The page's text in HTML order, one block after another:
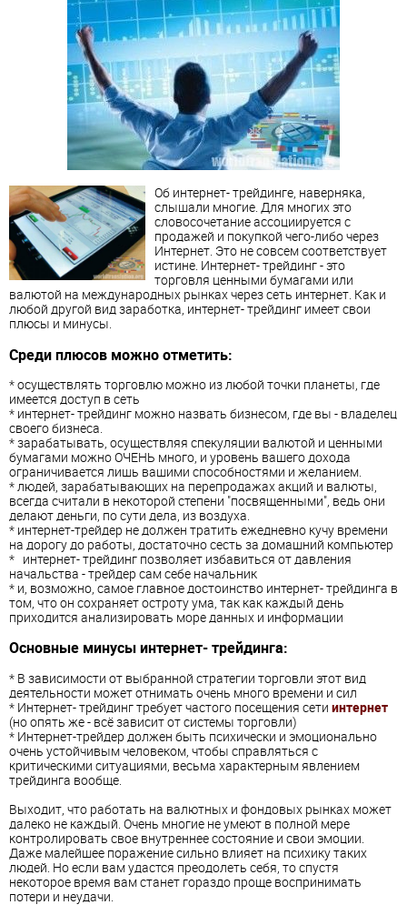
Об интернет- трейдинге, наверняка,
слышали многие. Для многих это
словосочетание ассоциируется с
продажей и покупкой чего-либо через
Интернет. Это не совсем соответствует
истине. Интернет- трейдинг - это
торговля ценными бумагами или
валютой на международных рынках через сеть интернет. Как и
любой другой вид заработка, интернет- трейдинг имеет свои
плюсы и минусы.
Среди плюсов можно отметить:
* осуществлять торговлю можно из любой точки планеты, где
имеется доступ в сеть
* интернет- трейдинг можно назвать бизнесом, где вы - владелец
своего бизнеса.
* зарабатывать, осуществляя спекуляции валютой и ценными
бумагами можно ОЧЕНЬ много, и уровень вашего дохода
ограничивается лишь вашими способностями и желанием.
* людей, зарабатывающих на перепродажах акций и валюты,
всегда считали в некоторой степени "посвященными", ведь они
делают деньги, по сути дела, из воздуха.
* интернет-трейдер не должен тратить ежедневно кучу времени
на дорогу до работы, достаточно сесть за домашний компьютер
* интернет- трейдинг позволяет избавиться от давления
начальства - трейдер сам себе начальник
* и, возможно, самое главное достоинство интернет- трейдинга в
том, что он сохраняет остроту ума, так как каждый день
приходится анализировать море данных и информации
Основные минусы интернет- трейдинга:
* В зависимости от выбранной стратегии торговли этот вид
деятельности может отнимать очень много времени и сил
* Интернет- трейдинг требует частого посещения сети интернет
(но опять же - всё зависит от системы торговли)
* Интернет-трейдер должен быть психически и эмоционально
очень устойчивым человеком, чтобы справляться с
критическими ситуациями, весьма характерным явлением
трейдинга вообще.
Выходит, что работать на валютных и фондовых рынках может
далеко не каждый. Очень многие не умеют в полной мере
контролировать свое внутреннее состояние и свои эмоции.
Даже малейшее поражение сильно влияет на психику таких
людей. Но если вам удастся преодолеть себя, то спустя
некоторое время вам станет гораздо проще воспринимать
потери и неудачи.